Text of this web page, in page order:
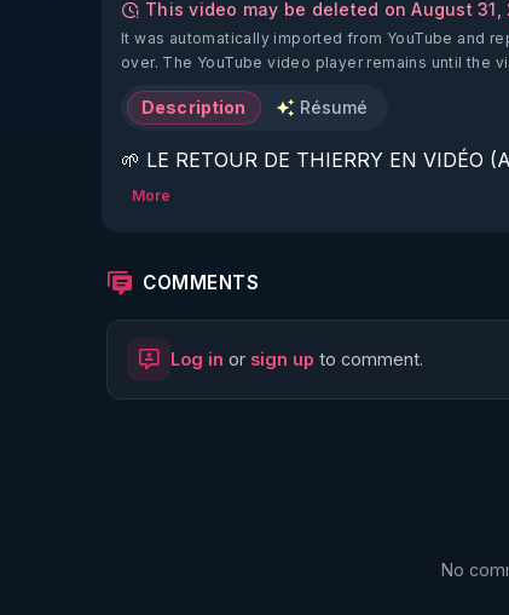
This video may be deleted on August
It was automatically imported from YouTube and
over. The YouTube video player remains until the
Description Résumé
🌱 LE RETOUR DE THIERRY EN VIDÉO
🌱 LE MAGAZINE RÉGÉNÈRE
http://rgnr.li/ymag
More
COMMENTS
Log in or sign up to comment.
No